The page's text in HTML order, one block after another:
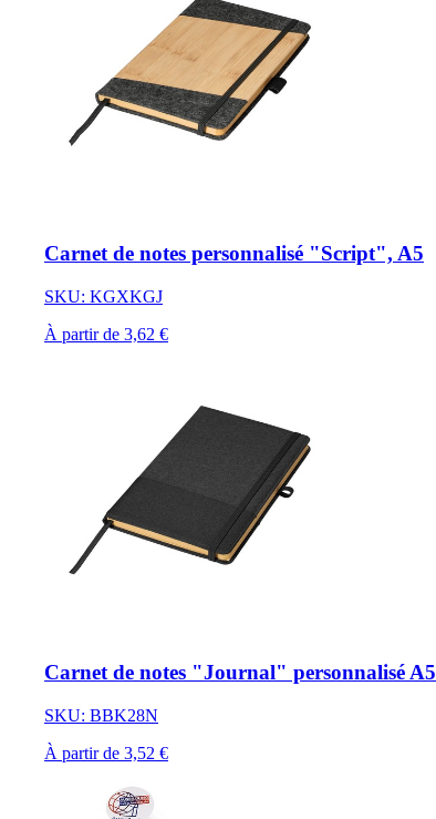
Carnet de notes personnalisé "Script", A5
SKU: KGXKGJ
À partir de 3,62 €
Carnet de notes "Journal" personnalisé A5
SKU: BBK28N
À partir de 3,52 €